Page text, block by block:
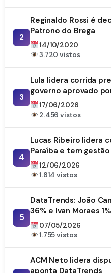
2
Reginaldo Rossi é
Patrono do Brega
14/10/2020
3.720 vistos
3
Lula lidera corrida
governo aprovado
17/06/2026
2.456 vistos
4
Lucas Ribeiro lidera
Paraíba e tem
DataTrends
12/06/2026
1.814 vistos
5
DataTrends: João
36% e Ivan Moraes 1%
07/05/2026
1.755 vistos
ACM Neto lidera